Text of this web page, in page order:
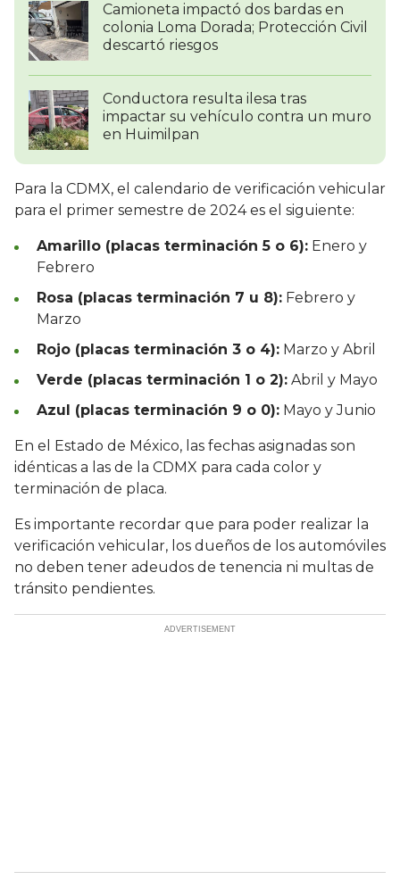
Camioneta impactó dos bardas en
colonia Loma Dorada; Protección Civil
descartó riesgos
Conductora resulta ilesa tras
impactar su vehículo contra un muro
en Huimilpan
Para la CDMX, el calendario de verificación vehicular
para el primer semestre de 2024 es el siguiente:
Amarillo (placas terminación 5 o 6): Enero y
Febrero
Rosa (placas terminación 7 u 8): Febrero y
Marzo
Rojo (placas terminación 3 o 4): Marzo y Abril
Verde (placas terminación 1 o 2): Abril y Mayo
Azul (placas terminación 9 o 0): Mayo y Junio
En el Estado de México, las fechas asignadas son
idénticas a las de la CDMX para cada color y
terminación de placa.
Es importante recordar que para poder realizar la
verificación vehicular, los dueños de los automóviles
no deben tener adeudos de tenencia ni multas de
tránsito pendientes.